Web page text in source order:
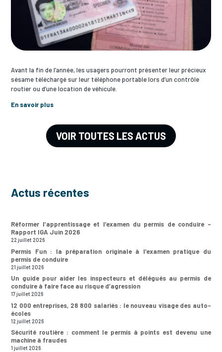
Avant la fin de l’année, les usagers pourront présenter leur précieux
sésame téléchargé sur leur téléphone portable lors d’un contrôle
routier ou d’une location de véhicule.
En savoir plus
VOIR TOUTES LES ACTUS
Actus récentes
Réformer l’apprentissage et l’examen du permis de conduire –
Rapport IGA Juin 2026
22 juillet 2026
Permis Fun : la préparation originale à l’examen pratique du
permis de conduire
21 juillet 2026
Un guide pour aider les inspecteurs et délégués au permis de
conduire à faire face au risque d’agression
17 juillet 2026
12 000 entreprises, 28 800 salariés : le nouveau visage des auto-
écoles
12 juillet 2026
Sécurité routière : comment le permis à points est devenu une
machine à fraudes
1 juillet 2026